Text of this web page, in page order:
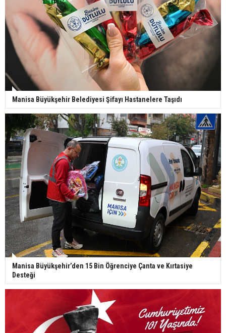
Manisa Büyükşehir Belediyesi Şifayı Hastanelere Taşıdı
Manisa Büyükşehir’den 15 Bin Öğrenciye Çanta ve Kırtasiye
Desteği